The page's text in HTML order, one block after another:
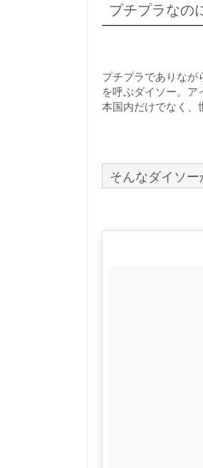
プチプラなの
プチプラでありな
を呼ぶダイソー。
本国内だけでなく
そんなダイソ